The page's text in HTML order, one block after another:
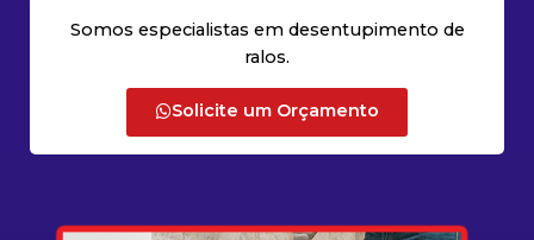
Somos especialistas em desentupimento de
ralos.
Solicite um Orçamento